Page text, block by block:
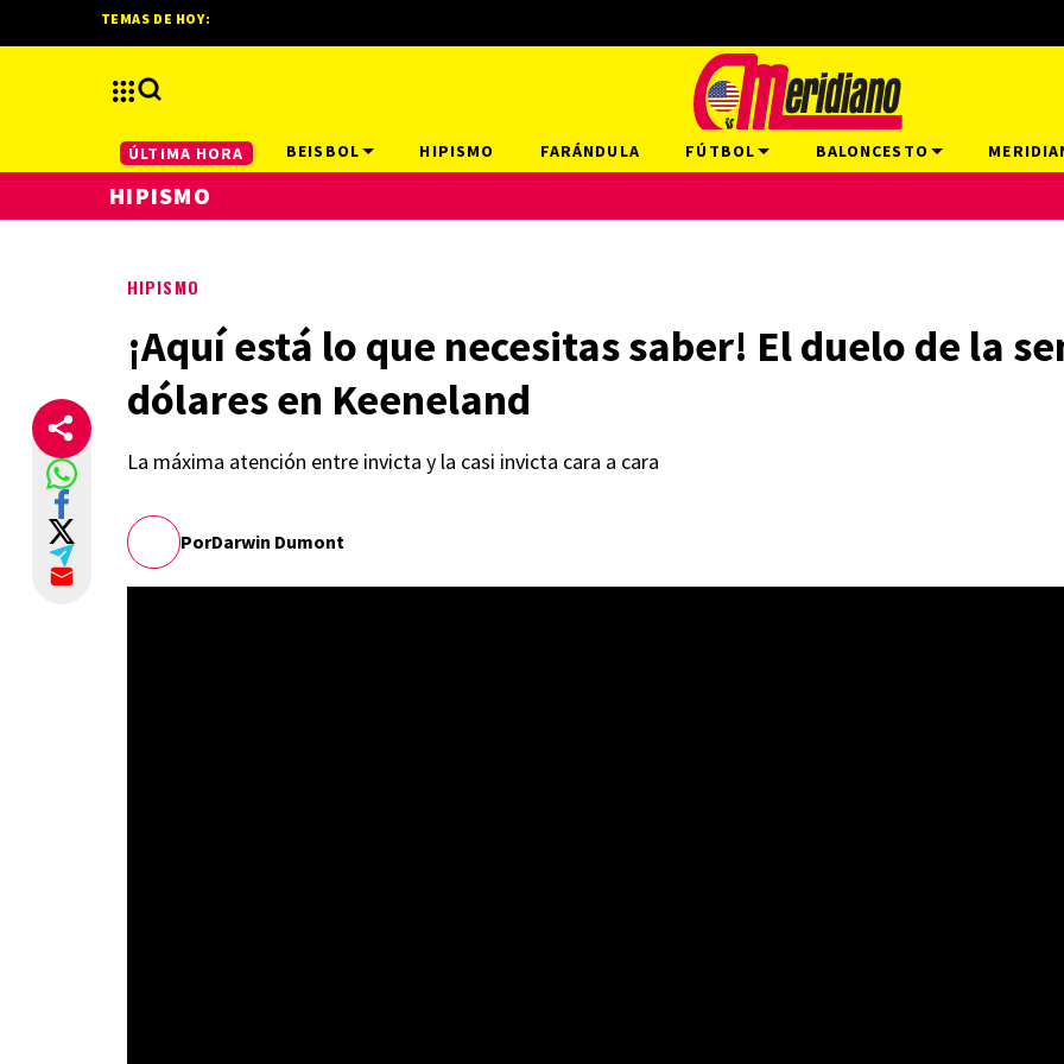
HIPISMO
¡Aquí está lo que necesitas saber! El duelo de la
dólares en Keeneland
La máxima atención entre invicta y la casi invicta cara a cara
PorDarwin Dumont
TEMAS DE HOY:
ÚLTIMA HORA BEISBOL HIPISMO
HIPISMO
FARÁNDULA FÚTBOL BALONCESTO